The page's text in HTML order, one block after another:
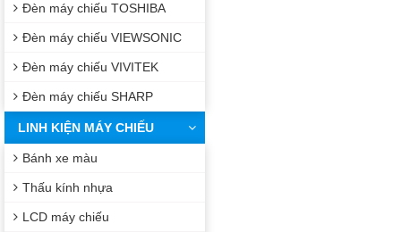
Đèn máy chiếu TOSHIBA
Đèn máy chiếu VIEWSONIC
Đèn máy chiếu VIVITEK
Đèn máy chiếu SHARP
LINH KIỆN MÁY CHIẾU
Bánh xe màu
Thấu kính nhựa
LCD máy chiếu